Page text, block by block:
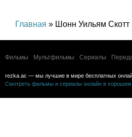
Главная » Шонн Уильям Скотт
Фильмы Мультфильмы Сериалы
rezka.ac — мы лучшие в мире бесплатных
Смотреть фильмы и сериалы онлайн в хорошем